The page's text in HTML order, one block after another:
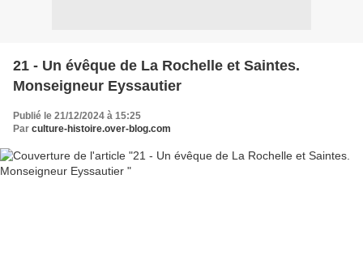
21 - Un évêque de La Rochelle et Saintes.
Monseigneur Eyssautier
Publié le 21/12/2024 à 15:25
Par culture-histoire.over-blog.com